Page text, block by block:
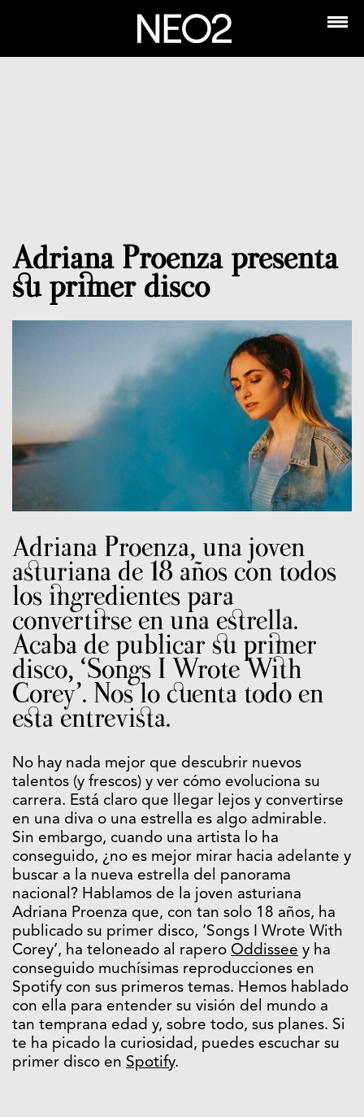
Adriana Proenza presenta
su primer disco
Adriana Proenza, una joven
asturiana de 18 años con todos
los ingredientes para
convertirse en una estrella.
Acaba de publicar su primer
disco, ‘Songs I Wrote With
Corey’. Nos lo cuenta todo en
esta entrevista.
No hay nada mejor que descubrir nuevos
talentos (y frescos) y ver cómo evoluciona su
carrera. Está claro que llegar lejos y convertirse
en una diva o una estrella es algo admirable.
Sin embargo, cuando una artista lo ha
conseguido, ¿no es mejor mirar hacia adelante y
buscar a la nueva estrella del panorama
nacional? Hablamos de la joven asturiana
Adriana Proenza que, con tan solo 18 años, ha
publicado su primer disco, ‘Songs I Wrote With
Corey’, ha teloneado al rapero Oddissee y ha
conseguido muchísimas reproducciones en
Spotify con sus primeros temas. Hemos hablado
con ella para entender su visión del mundo a
tan temprana edad y, sobre todo, sus planes. Si
te ha picado la curiosidad, puedes escuchar su
primer disco en Spotify.